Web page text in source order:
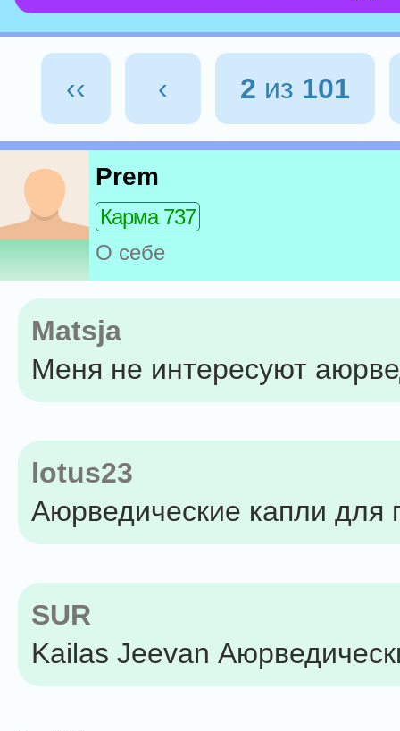
‹‹ ‹ 2 из 101
Prem
Карма 737
О себе
Matsja
Меня не интересуют
lotus23
Аюрведические капли для
SUR
Kailas Jeevan